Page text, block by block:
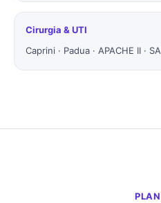
Cirurgia & UTI
Caprini · Padua · APACHE II ·